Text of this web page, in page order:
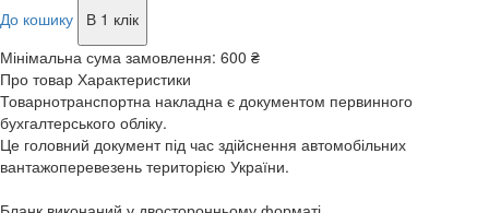
До кошику
В 1 клік
Мінімальна сума замовлення: 600 ₴
Про товар Характеристики
Товарнотранспортна накладна є документом первинного
бухгалтерського обліку.
Це головний документ під час здійснення автомобільних
вантажоперевезень територією України.